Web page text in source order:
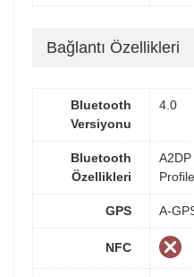
Bağlantı Özellikleri
Bluetooth
Versiyonu
4.0
Bluetooth
Özellikleri
GPS A-
NFC